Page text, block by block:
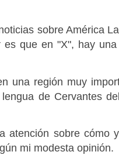
sobre América
que en "X", hay
una región muy
de Cervantes
atención sobre cómo
mi modesta opinión.